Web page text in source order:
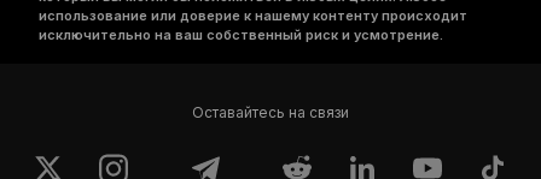
использование или доверие к нашему контенту происходит
исключительно на ваш собственный риск и усмотрение.
Оставайтесь на связи